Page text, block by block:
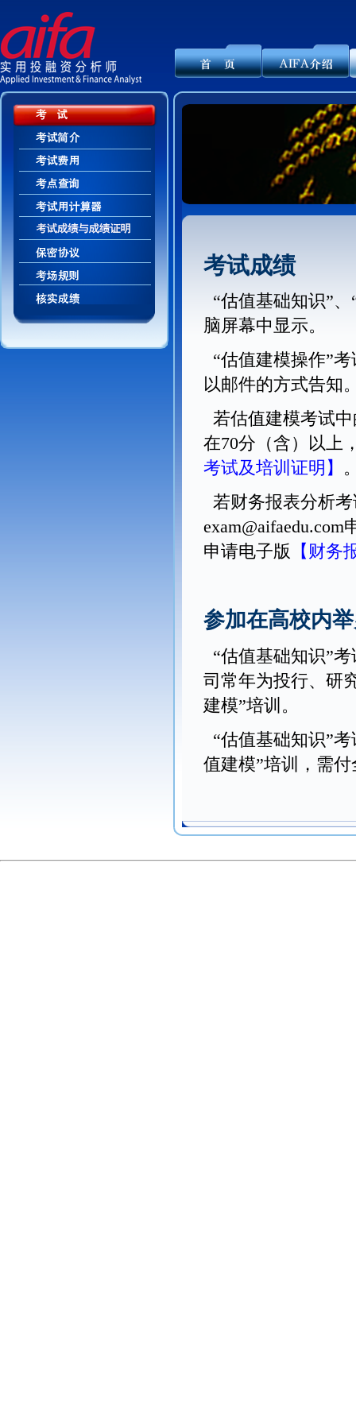
考试成绩
“估值基础知识”
脑屏幕中显示。
“估值建模操作”
以邮件的方式告知
若估值建模考试
在70分（含）以上
考试及培训证明】
若财务报表分析
exam@aifaedu.com
申请电子版
【财务
参加在高校内
“估值基础知识”
司常年为投行、研
建模”培训。
“估值基础知识”
值建模”培训，需付